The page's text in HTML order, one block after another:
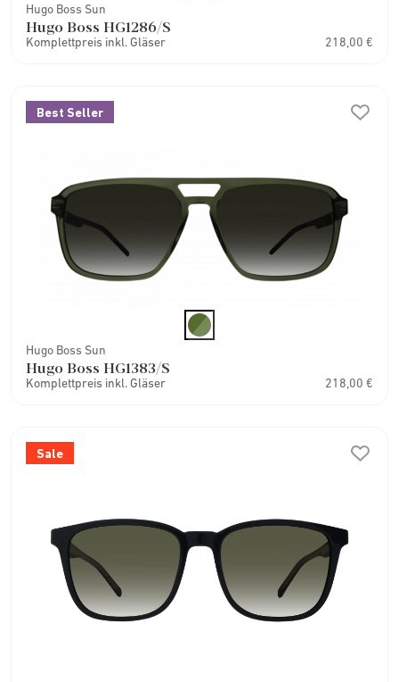
Hugo Boss Sun
Hugo Boss HG1286/S
Komplettpreis inkl. Gläser 218,00 €
Best Seller
Hugo Boss Sun
Hugo Boss HG1383/S
Komplettpreis inkl. Gläser 218,00 €
Sale